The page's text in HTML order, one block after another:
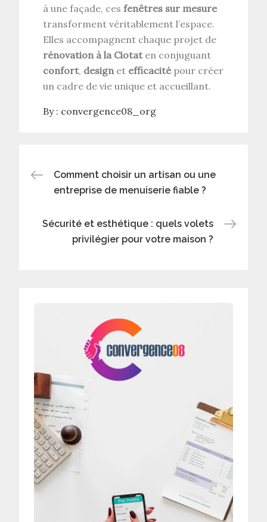
à une façade, cesfenêtres sur mesure
transforment véritablement l’espace.
Elles accompagnent chaque projet de
rénovation à la Ciotaten conjuguant
confort, designet efficacitépour créer
un cadre de vie unique et accueillant.
By : convergence08_org
Navigation
l’article
Comment choisir un artisan ou une
entreprise de menuiserie fiable ?
Sécurité et esthétique : quels volets
privilégier pour votre maison ?